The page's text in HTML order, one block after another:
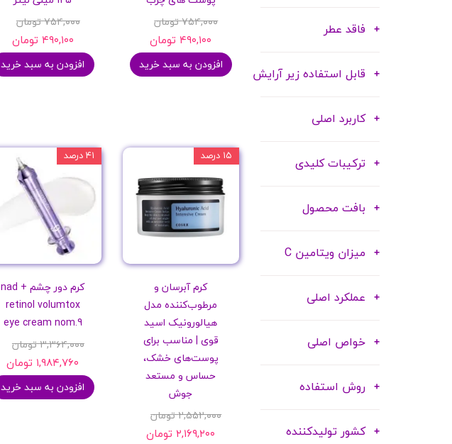
فاقد عطر
قابل استفاده زیر آرایش
کاربرد اصلی
ترکیبات کلیدی
بافت محصول
میزان ویتامین C
عملکرد اصلی
خواص اصلی
روش استفاده
کشور تولیدکننده
۷۵۴,۰۰۰ تومان
۴۹۰,۱۰۰ تومان
افزودن به سبد خرید
۷۵۴,۰۰۰ تومان
۴۹۰,۱۰۰ تومان
افزودن به سبد خرید
کرم آبرسان و
مرطوب‌کننده مدل
هیالورونیک اسید
قوی | مناسب برای
پوست‌های خشک،
حساس و مستعد
جوش
۲,۵۵۲,۰۰۰ تومان
۲,۱۶۹,۲۰۰ تومان
۱۵ درصد
کرم دور چشم nad +
retinol volumtox
eye cream nom.9
۳,۳۶۴,۰۰۰ تومان
۱,۹۸۴,۷۶۰ تومان
افزودن به سبد خرید
۴۱ درصد